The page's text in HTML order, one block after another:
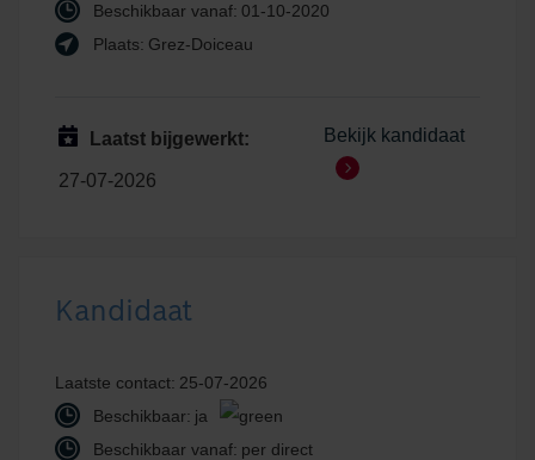
Beschikbaar vanaf: 01-10-2020
Plaats: Grez-Doiceau
Laatst bijgewerkt:
27-07-2026
Bekijk kandidaat
Kandidaat
Laatste contact: 25-07-2026
Beschikbaar: ja
Beschikbaar vanaf: per direct